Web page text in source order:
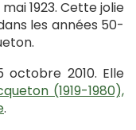
1923. Cette jolie
les années 50-
octobre 2010. Elle
(1919-1980),
.